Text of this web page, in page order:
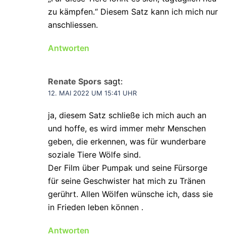
zu kämpfen.“ Diesem Satz kann ich mich nur
anschliessen.
Antworten
Renate Spors sagt:
12. MAI 2022 UM 15:41 UHR
ja, diesem Satz schließe ich mich auch an
und hoffe, es wird immer mehr Menschen
geben, die erkennen, was für wunderbare
soziale Tiere Wölfe sind.
Der Film über Pumpak und seine Fürsorge
für seine Geschwister hat mich zu Tränen
gerührt. Allen Wölfen wünsche ich, dass sie
in Frieden leben können .
Antworten